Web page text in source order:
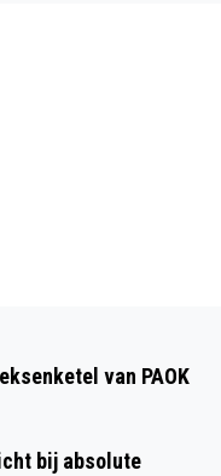
van PAOK
bij absolute